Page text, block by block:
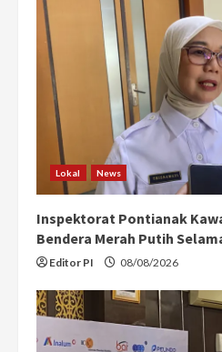
Lokal News
Inspektorat Pontianak
Bendera Merah Putih
Editor PI 08/08/2026